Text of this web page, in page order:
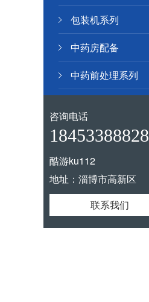
包装机系列
中药房配备
中药前处理系列
咨询电话
18453388828
酷游ku112
地址：淄博市高新区
联系我们